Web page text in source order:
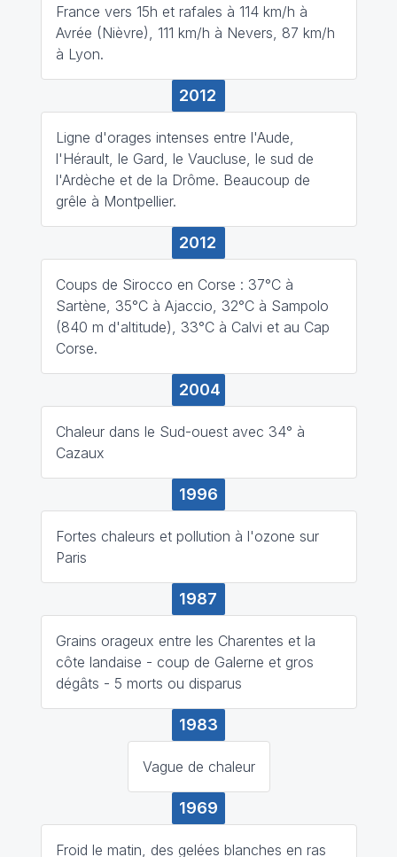
France vers 15h et rafales à 114 km/h à
Avrée (Nièvre), 111 km/h à Nevers, 87 km/h
à Lyon.
2012
Ligne d'orages intenses entre l'Aude,
l'Hérault, le Gard, le Vaucluse, le sud de
l'Ardèche et de la Drôme. Beaucoup de
grêle à Montpellier.
2012
Coups de Sirocco en Corse : 37°C à
Sartène, 35°C à Ajaccio, 32°C à Sampolo
(840 m d'altitude), 33°C à Calvi et au Cap
Corse.
2004
Chaleur dans le Sud-ouest avec 34° à
Cazaux
1996
Fortes chaleurs et pollution à l'ozone sur
Paris
1987
Grains orageux entre les Charentes et la
côte landaise - coup de Galerne et gros
dégâts - 5 morts ou disparus
1983
Vague de chaleur
1969
Froid le matin, des gelées blanches en ras